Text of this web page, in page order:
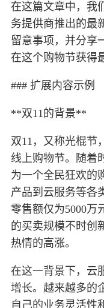
在这篇文章中，我
务提供商推出的最
留意事项，并分享
在这个购物节获得
### 扩展内容示例
**双11的背景**
双11，又称光棍节
线上购物节。随着
为一个全民狂欢的
产品到云服务等各
零售额仅为5000万
的买卖规模不时创
热情的高涨。
在这一背景下，云
增长。越来越多的
自己的业务灵活性